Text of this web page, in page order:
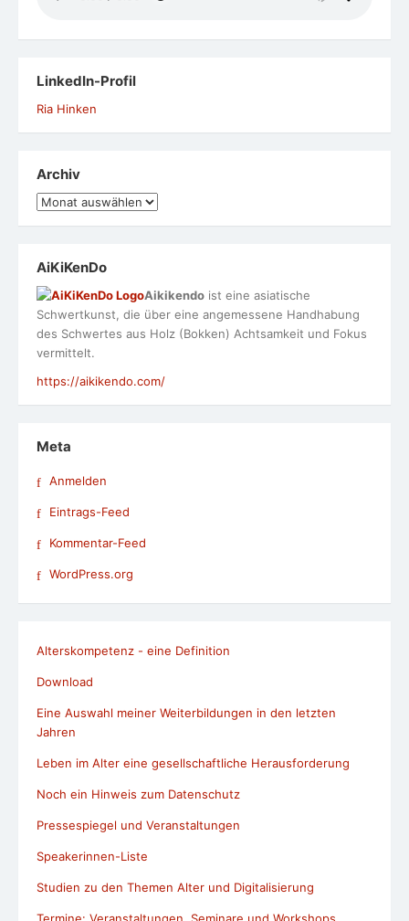
LinkedIn-Profil
Ria Hinken
Archiv
Archiv
AiKiKenDo
Aikikendo ist eine asiatische
Schwertkunst, die über eine angemessene Handhabung
des Schwertes aus Holz (Bokken) Achtsamkeit und Fokus
vermittelt.
https://aikikendo.com/
Meta
Anmelden
Eintrags-Feed
Kommentar-Feed
WordPress.org
Alterskompetenz - eine Definition
Download
Eine Auswahl meiner Weiterbildungen in den letzten
Jahren
Leben im Alter eine gesellschaftliche Herausforderung
Noch ein Hinweis zum Datenschutz
Pressespiegel und Veranstaltungen
Speakerinnen-Liste
Studien zu den Themen Alter und Digitalisierung
Termine: Veranstaltungen, Seminare und Workshops